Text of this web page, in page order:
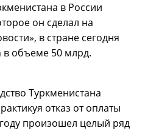
в России
он сделал на
в стране сегодня
в объеме 50 млрд.
Туркменистана
отказ от оплаты
произошел целый ряд